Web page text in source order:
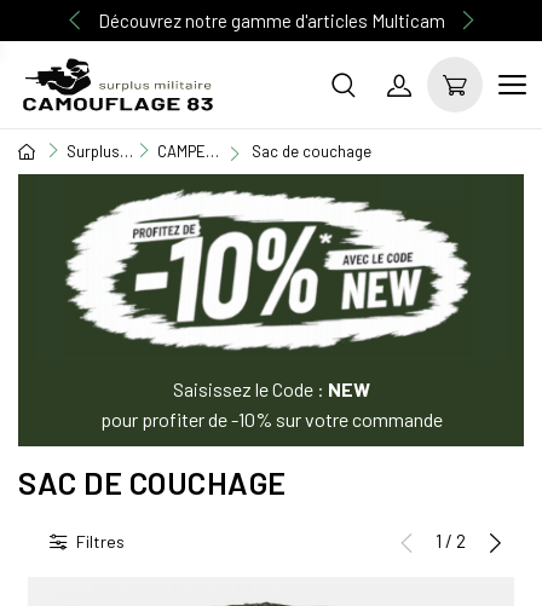
Découvrez notre gamme d'articles Multicam
Surplus Militaire CAMPEMENT / BIVOUAC Sac de couchage
Saisissez le Code : NEW
pour profiter de -10% sur votre commande
SAC DE COUCHAGE
Filtres 1 / 2